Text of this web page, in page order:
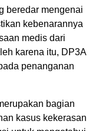
beredar mengenai
kebenarannya
medis dari
karena itu, DP3A
penanganan
bagian
kasus kekerasan